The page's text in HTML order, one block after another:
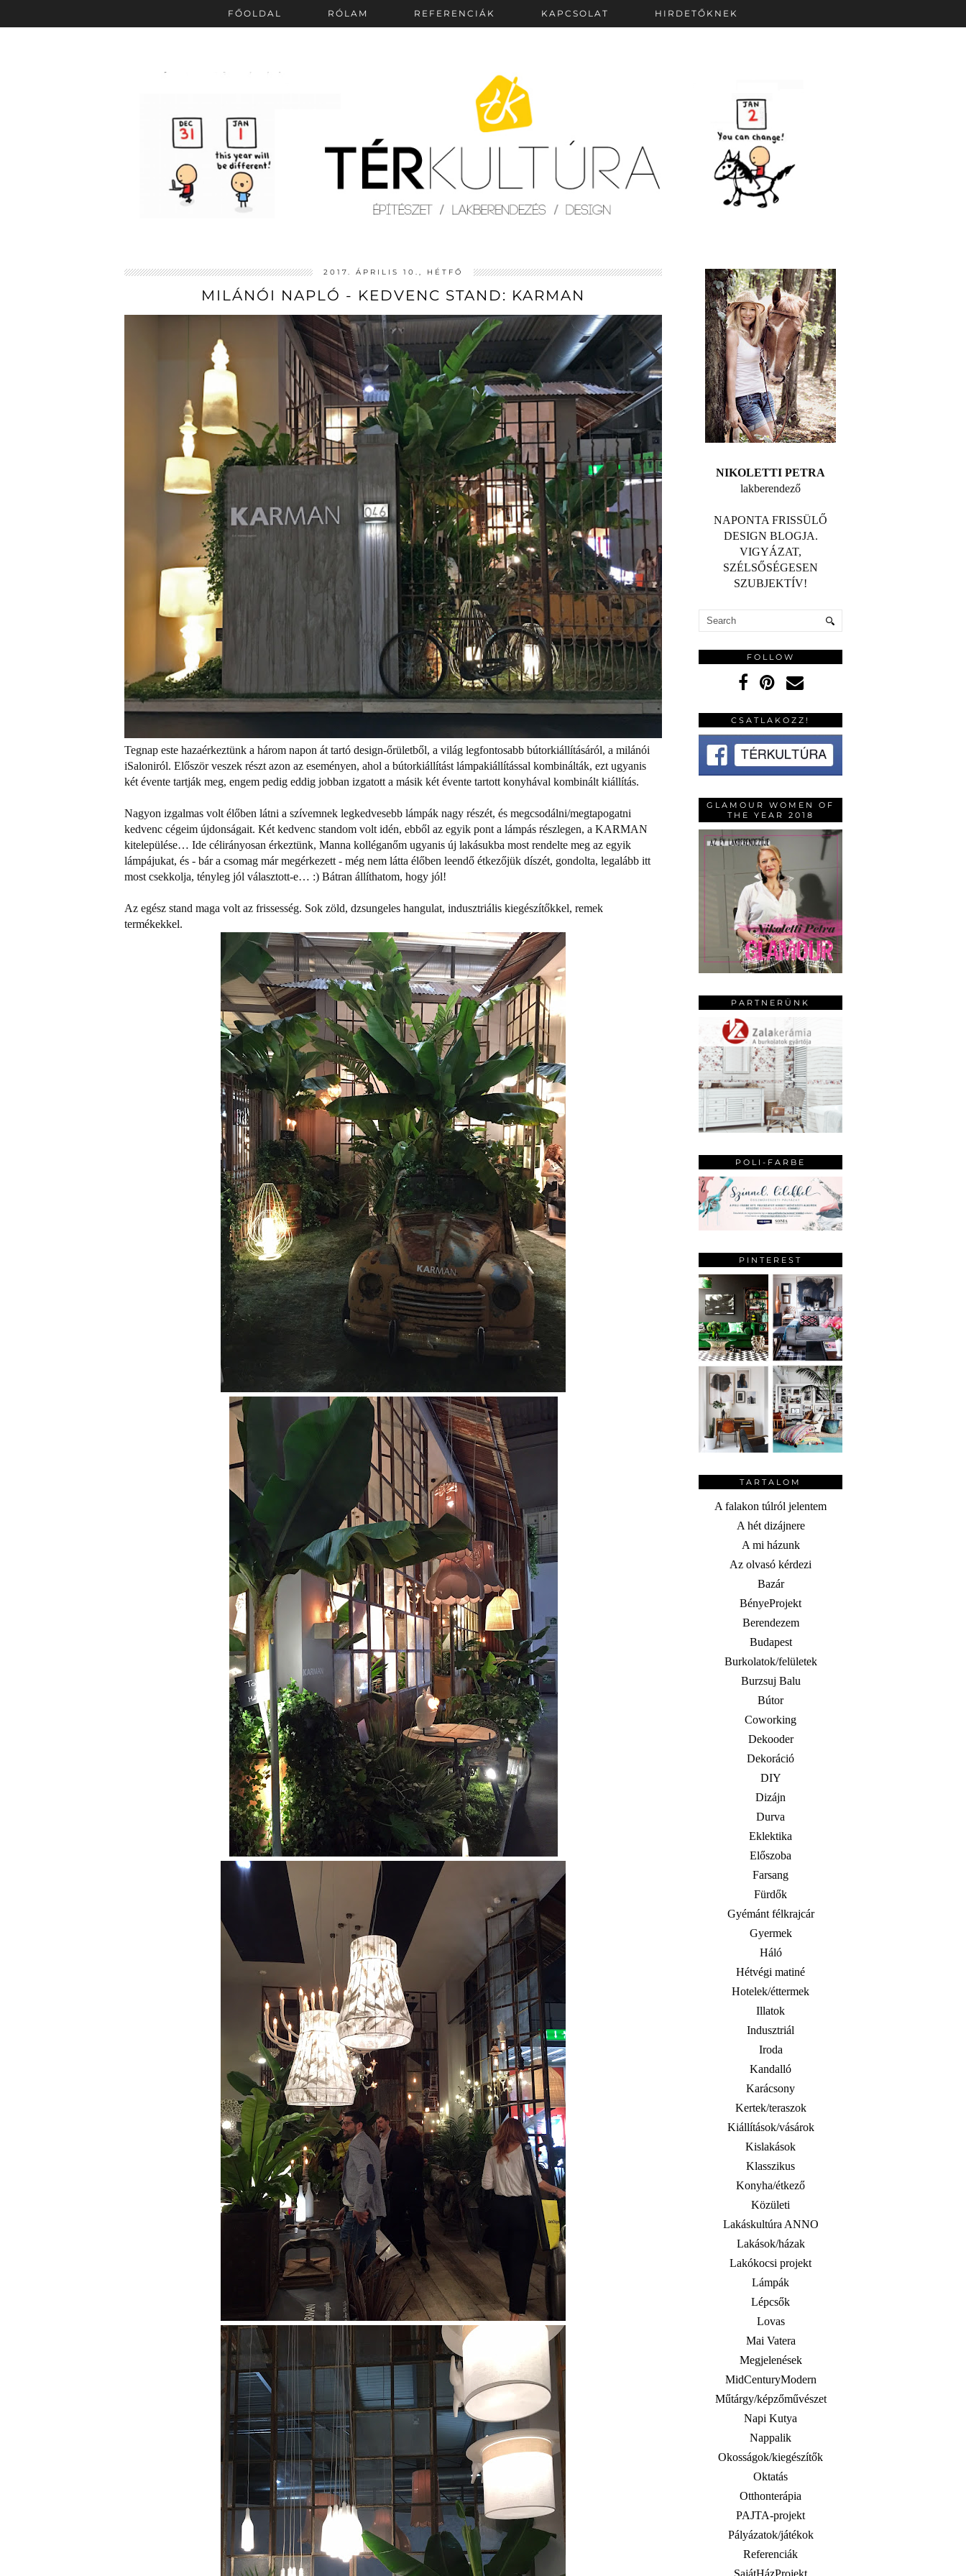
FŐOLDAL RÓLAM REFERENCIÁK KAPCSOLAT HIRDETŐKNEK
2017. ÁPRILIS 10., HÉTFŐ
MILÁNÓI NAPLÓ - KEDVENC STAND: KARMAN
Tegnap este hazaérkeztünk a három napon át tartó design-őrületből, a világ legfontosabb bútorkiállításáról, a milánói
iSaloniról. Először veszek részt azon az eseményen, ahol a bútorkiállítást lámpakiállítással kombinálták, ezt ugyanis
két évente tartják meg, engem pedig eddig jobban izgatott a másik két évente tartott konyhával kombinált kiállítás.
Nagyon izgalmas volt élőben látni a szívemnek legkedvesebb lámpák nagy részét, és megcsodálni/megtapogatni
kedvenc cégeim újdonságait. Két kedvenc standom volt idén, ebből az egyik pont a lámpás részlegen, a KARMAN
kitelepülése… Ide célirányosan érkeztünk, Manna kolléganőm ugyanis új lakásukba most rendelte meg az egyik
lámpájukat, és - bár a csomag már megérkezett - még nem látta élőben leendő étkezőjük díszét, gondolta, legalább itt
most csekkolja, tényleg jól választott-e… :) Bátran állíthatom, hogy jól!
Az egész stand maga volt az frissesség. Sok zöld, dzsungeles hangulat, indusztriális kiegészítőkkel, remek
termékekkel.
NIKOLETTI PETRA
lakberendező
NAPONTA FRISSÜLŐ
DESIGN BLOGJA.
VIGYÁZAT,
SZÉLSŐSÉGESEN
SZUBJEKTÍV!
FOLLOW
CSATLAKOZZ!
GLAMOUR WOMEN OF
THE YEAR 2018
PARTNERÜNK
POLI-FARBE
PINTEREST
TARTALOM
A falakon túlról jelentem
A hét dizájnere
A mi házunk
Az olvasó kérdezi
Bazár
BényeProjekt
Berendezem
Budapest
Burkolatok/felületek
Burzsuj Balu
Bútor
Coworking
Dekooder
Dekoráció
DIY
Dizájn
Durva
Eklektika
Előszoba
Farsang
Fürdők
Gyémánt félkrajcár
Gyermek
Háló
Hétvégi matiné
Hotelek/éttermek
Illatok
Indusztriál
Iroda
Kandalló
Karácsony
Kertek/teraszok
Kiállítások/vásárok
Kislakások
Klasszikus
Konyha/étkező
Közületi
Lakáskultúra ANNO
Lakások/házak
Lakókocsi projekt
Lámpák
Lépcsők
Lovas
Mai Vatera
Megjelenések
MidCenturyModern
Műtárgy/képzőművészet
Napi Kutya
Nappalik
Okosságok/kiegészítők
Oktatás
Otthonterápia
PAJTA-projekt
Pályázatok/játékok
Referenciák